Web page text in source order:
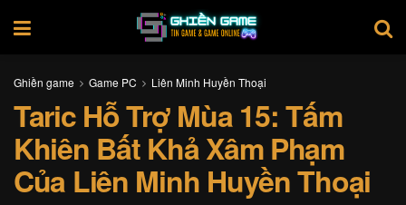
Ghiền game Game PC Liên Minh Huyền Thoại
Taric Hỗ Trợ Mùa 15: Tấm
Khiên Bất Khả Xâm Phạm
Của Liên Minh Huyền Thoại